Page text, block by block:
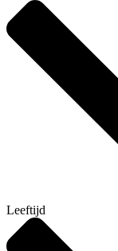
Leeftijd